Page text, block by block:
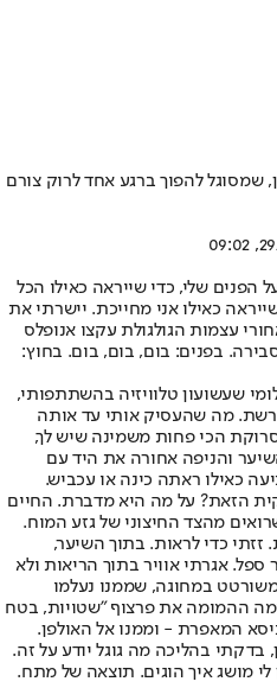
שמסוגל להפוך ברגע אחד לרוק צורם
הפנים שלי, כדי שייראה כאילו הכל
כאילו אני מחייכת. יישרתי את
עצמות הגולגולת עקצו אנופלס
בפנים: בום, בום, בום. בחוץ:
שעשועון טלוויזיה בהשתתפותי,
מה שהעסיק אותי עד אותה
הכי פחות משמינה שיש לך,
והניפה אחורה את היד עם
כאילו ראתה כינה או עכביש.
הזאת? על מה היא מדברת. החיים
מהצד החיצוני של גזע המוח.
כדי לראות. בתוך השיער,
אגרתי אוויר בתוך הריאות ולא
במחוגה, שממנו נעלמו
ההמומה את פרצוף "שטויות, בטח
המאפרת - וממנו אל האולפן.
בהליכה מה גוגל יודע על זה.
מושג איך הוגים. תוצאה של מתח.